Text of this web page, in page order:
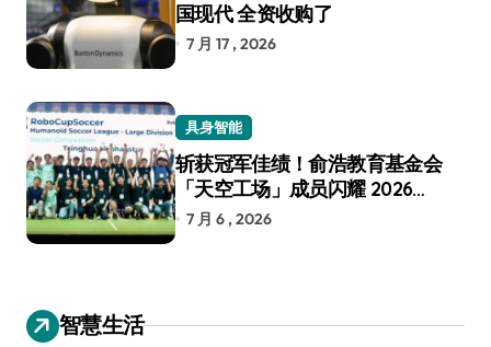
国现代 全资收购了
7 月 17 , 2026
具身智能
斩获冠军佳绩！俞浩教育基金会
「天空工场」成员闪耀 2026
RoboCup 机器人世界杯
7 月 6 , 2026
智慧生活